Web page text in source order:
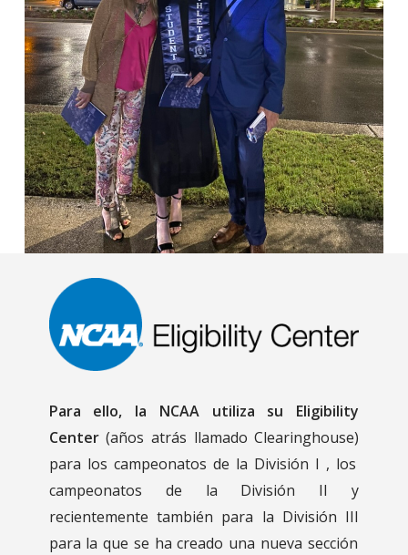
Para ello, la NCAA utiliza su Eligibility
Center(años atrás llamado Clearinghouse)
para los campeonatos de la División I , los
campeonatos de la División IIy
recientemente también para la División III
para la que se ha creado una nueva sección